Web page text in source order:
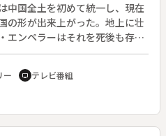
中国全土を初めて統一し、現在
の形が出来上がった。地上に壮
エンペラーはそれを死後も存続
る陵墓の下に巨大な地下帝国を
その一部が発見され、その圧倒
総数８０００を超える兵士の
死後の始皇帝を守るために地
の陪葬坑はまだ発掘が進んでい
ー tv テレビ番組